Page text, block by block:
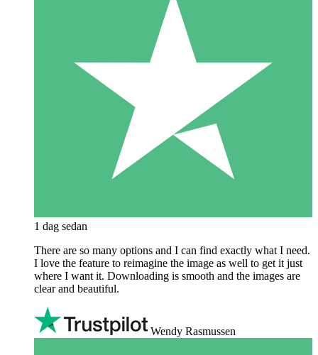
1 dag sedan
There are so many options and I can find exactly what I need.
I love the feature to reimagine the image as well to get it just
where I want it. Downloading is smooth and the images are
clear and beautiful.
Wendy Rasmussen